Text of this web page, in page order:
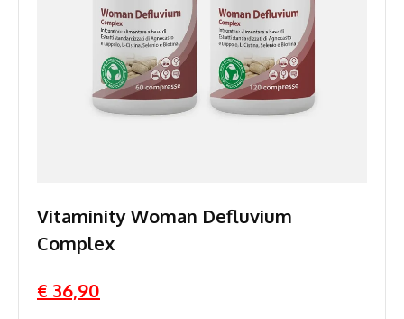
Vitaminity Woman Defluvium
Complex
€ 36,90